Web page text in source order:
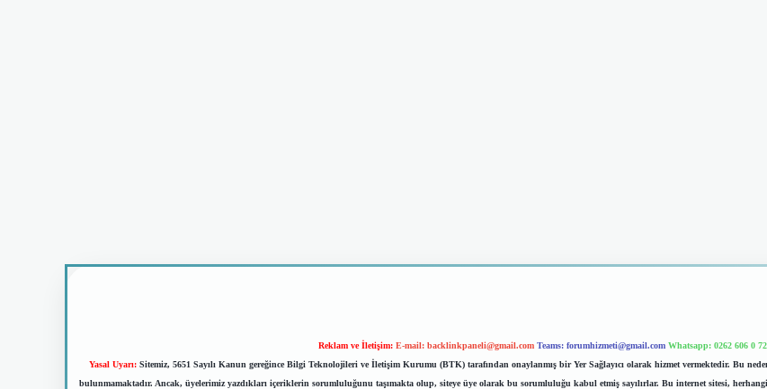
Reklam ve İletişim: E-mail: backlinkpaneli@gmail.com Teams: forumhizmeti@gmail.com Whatsapp: 0262 606 0
Yasal Uyarı: Sitemiz, 5651 Sayılı Kanun gereğince Bilgi Teknolojileri ve İletişim Kurumu (BTK) tarafından onaylanmış bir Yer Sağlayıcı olarak hizmet vermektedir. Bu
bulunmamaktadır. Ancak, üyelerimiz yazdıkları içeriklerin sorumluluğunu taşımakta olup, siteye üye olarak bu sorumluluğu kabul etmiş sayılırlar. Bu internet sitesi,